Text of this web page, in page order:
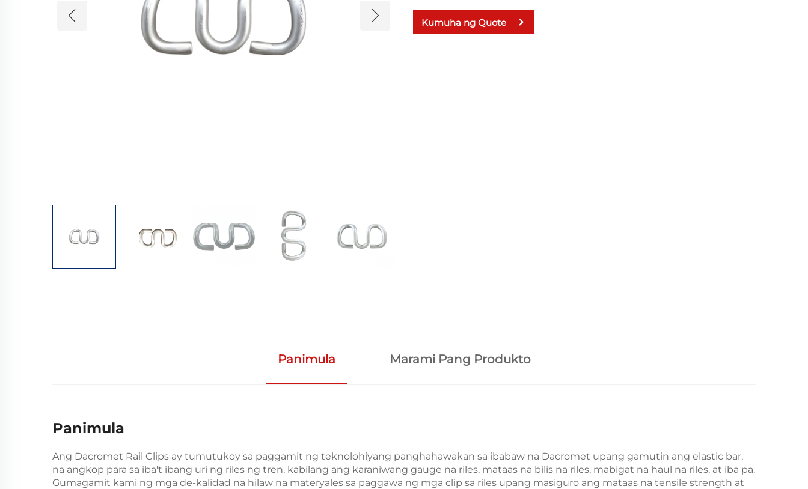
Kumuha ng Quote
Panimula Marami Pang Produkto
Panimula
Ang Dacromet Rail Clips ay tumutukoy sa paggamit ng teknolohiyang panghahawakan sa ibabaw na Dacromet upang gamutin ang elastic bar,
na angkop para sa iba't ibang uri ng riles ng tren, kabilang ang karaniwang gauge na riles, mataas na bilis na riles, mabigat na haul na riles, at iba pa.
Gumagamit kami ng mga de-kalidad na hilaw na materyales sa paggawa ng mga clip sa riles upang masiguro ang mataas na tensile strength at